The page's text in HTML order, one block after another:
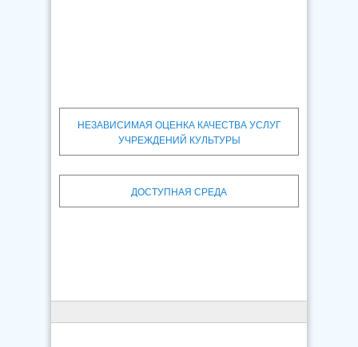
НЕЗАВИСИМАЯ ОЦЕНКА КАЧЕСТВА УСЛУГ
УЧРЕЖДЕНИЙ КУЛЬТУРЫ
ДОСТУПНАЯ СРЕДА